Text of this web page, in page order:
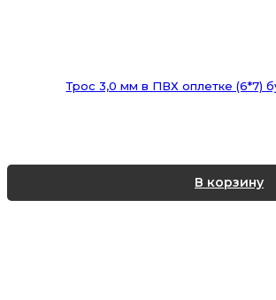
Трос 3,0 мм в ПВХ оплетке (6*7)
В корзину